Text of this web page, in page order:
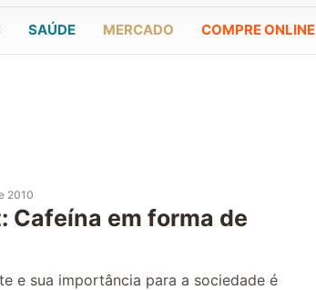
SAÚDE MERCADO COMPRE ONLINE
2010
Cafeína em forma de
e sua importância para a sociedade é